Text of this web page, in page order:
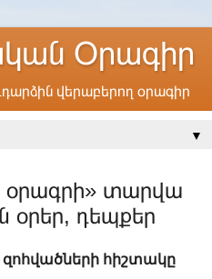
Օրագիր
վերաբերող օրագիր
▼
օրագրի» տարվա
օրեր, դեպքեր
հիշտակը